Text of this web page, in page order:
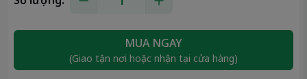
MUA NGAY
(Giao tận nơi hoặc nhận tại cửa hàng)